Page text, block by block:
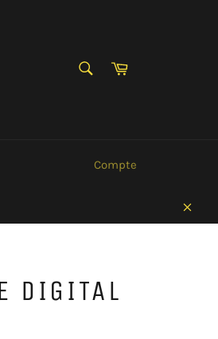
Panier
Compte
Close
DIGITAL